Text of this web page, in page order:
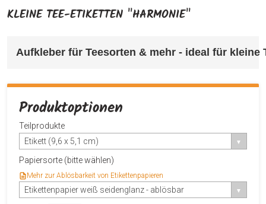
KLEINE TEE-ETIKETTEN "HARMONIE"
Aufkleber für Teesorten & mehr - ideal für kleine
Produktoptionen
Teilprodukte
Etikett (9,6 x 5,1 cm)
Papiersorte (bitte wählen)
Mehr zur Ablösbarkeit von Etikettenpapieren
Etikettenpapier weiß seidenglanz - ablösbar